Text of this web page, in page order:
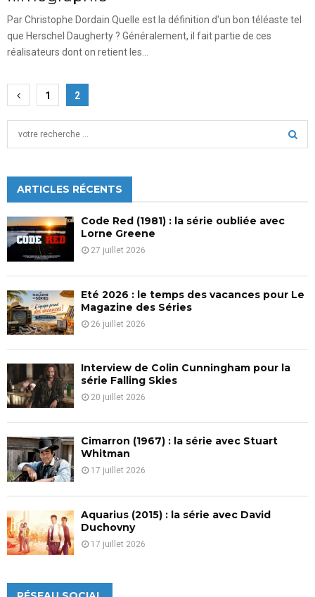
Par Christophe Dordain Quelle est la définition d'un bon téléaste tel
que Herschel Daugherty ? Généralement, il fait partie de ces
réalisateurs dont on retient les...
Pagination
des
publications
1 2
h
f
o
r
:
C
ARTICLES RÉCENTS
Code Red (1981) : la série oubliée avec
Lorne Greene
27 juillet 2026
Eté 2026 : le temps des vacances pour Le
Magazine des Séries
26 juillet 2026
Interview de Colin Cunningham pour la
série Falling Skies
20 juillet 2026
Cimarron (1967) : la série avec Stuart
Whitman
17 juillet 2026
Aquarius (2015) : la série avec David
Duchovny
17 juillet 2026